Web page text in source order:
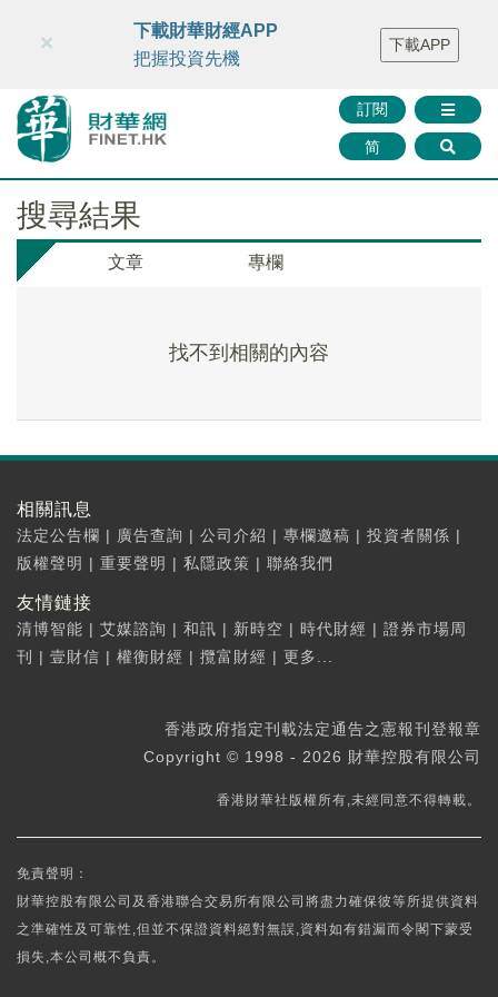
財華智庫網 FINTV FINMETA 財華證券 媒體矩陣
智庫沙龍
聯絡我們
訂閱
简
×
下載財華財經APP
把握投資先機
下載APP
搜尋結果
文章 專欄
找不到相關的內容
相關訊息
法定公告欄 | 廣告查詢 | 公司介紹 | 專欄邀稿 | 投資者關係 |
版權聲明 | 重要聲明 | 私隱政策 | 聯絡我們
友情鏈接
清博智能 | 艾媒諮詢 | 和訊 | 新時空 | 時代財經 | 證券市場周
刊
| 壹財信 | 權衡財經 | 攬富財經 | 更多...
香港政府指定刊載法定通告之憲報刊登報章
Copyright © 1998 - 2026 財華控股有限公司
香港財華社版權所有,未經同意不得轉載。
免責聲明：
財華控股有限公司及香港聯合交易所有限公司將盡力確保彼等所提供資料
之準確性及可靠性,但並不保證資料絕對無誤,資料如有錯漏而令閣下蒙受
損失,本公司概不負責。